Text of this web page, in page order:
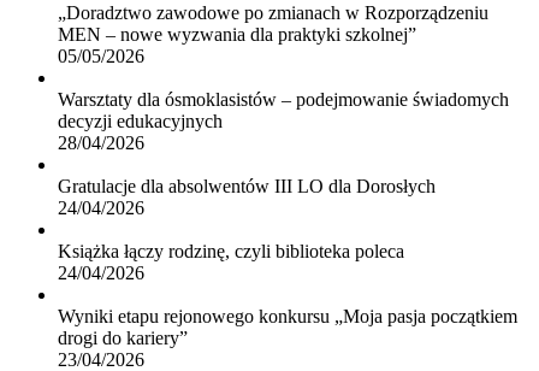
„Doradztwo zawodowe po zmianach w Rozporządzeniu
MEN – nowe wyzwania dla praktyki szkolnej”
05/05/2026
Warsztaty dla ósmoklasistów – podejmowanie świadomych
decyzji edukacyjnych
28/04/2026
Gratulacje dla absolwentów III LO dla Dorosłych
24/04/2026
Książka łączy rodzinę, czyli biblioteka poleca
24/04/2026
Wyniki etapu rejonowego konkursu „Moja pasja początkiem
drogi do kariery”
23/04/2026